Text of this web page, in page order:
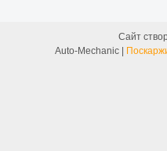
Сайт